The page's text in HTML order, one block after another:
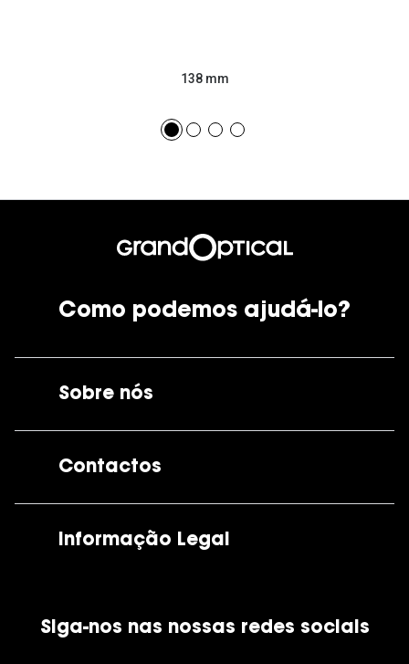
138 mm
Como podemos ajudá-lo?
Sobre nós
Contactos
Informação Legal
Política de Cookies
Siga-nos nas nossas redes sociais